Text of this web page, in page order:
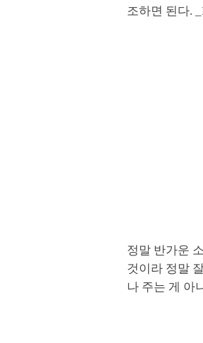
조하면 된다.
정말 반가운
것이라 정말
나 주는 게 아